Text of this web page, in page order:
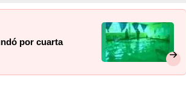
por cuarta